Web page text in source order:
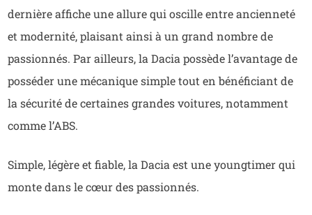
dernière affiche une allure qui oscille entre ancienneté
et modernité, plaisant ainsi à un grand nombre de
passionnés. Par ailleurs, la Dacia possède l’avantage de
posséder une mécanique simple tout en bénéficiant de
la sécurité de certaines grandes voitures, notamment
comme l’ABS.
Simple, légère et fiable, la Dacia est une youngtimer qui
monte dans le cœur des passionnés.